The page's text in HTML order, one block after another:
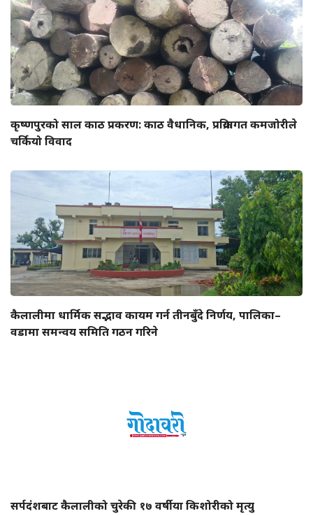
कृष्णपुरको साल काठ प्रकरण: काठ वैधानिक, प्रक्रियागत कमजोरीले
चर्कियो विवाद
कैलालीमा धार्मिक सद्भाव कायम गर्न तीनबुँदे निर्णय, पालिका–
वडामा समन्वय समिति गठन गरिने
सर्पदंशबाट कैलालीको चुरेकी १७ वर्षीया किशोरीको मृत्यु